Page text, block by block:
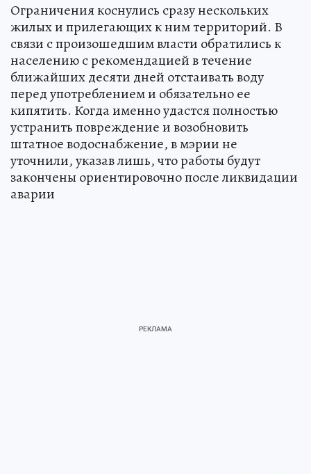
Ограничения коснулись сразу нескольких
жилых и прилегающих к ним территорий. В
связи с произошедшим власти обратились к
населению с рекомендацией в течение
ближайших десяти дней отстаивать воду
перед употреблением и обязательно ее
кипятить. Когда именно удастся полностью
устранить повреждение и возобновить
штатное водоснабжение, в мэрии не
уточнили, указав лишь, что работы будут
закончены ориентировочно после ликвидации
аварии